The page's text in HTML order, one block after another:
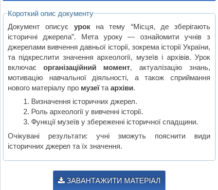
Короткий опис документу
Документ описуєурок на тему “Місця, де зберігають
історичні джерела”. Мета уроку — ознайомити учнів з
джерелами вивчення давньої історії, зокрема історії України,
та підкреслити значення археології, музеїв і архівів. Урок
включаєорганізаційний момент, актуалізацію знань,
мотивацію навчальної діяльності, а також сприймання
нового матеріалу про музеїтаархіви.
Визначення історичних джерел.
Роль археології у вивченні історії.
Функції музеїв у збереженні історичної спадщини.
Очікувані результати: учні зможуть пояснити види
історичних джерел та їх значення.
ЗАВАНТАЖИТИ МАТЕРІАЛ